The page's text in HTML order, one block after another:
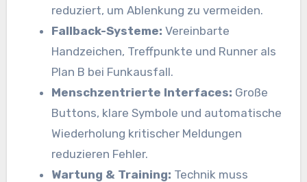
reduziert, um Ablenkung zu vermeiden.
Fallback-Systeme: Vereinbarte
Handzeichen, Treffpunkte und Runner als
Plan B bei Funkausfall.
Menschzentrierte Interfaces: Große
Buttons, klare Symbole und automatische
Wiederholung kritischer Meldungen
reduzieren Fehler.
Wartung & Training: Technik muss